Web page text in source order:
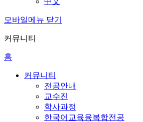
모바일메뉴 닫기
커뮤니티
홈
커뮤니티
전공안내
교수진
학사과정
한국어교육융복합전공